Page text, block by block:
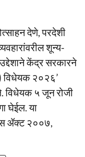
देणे, परदेशी
शून्य-
केंद्र सरकारने
विधेयक २०२६’
विधेयक ५ जून रोजी
घेईल. या
ॲक्ट २००७,